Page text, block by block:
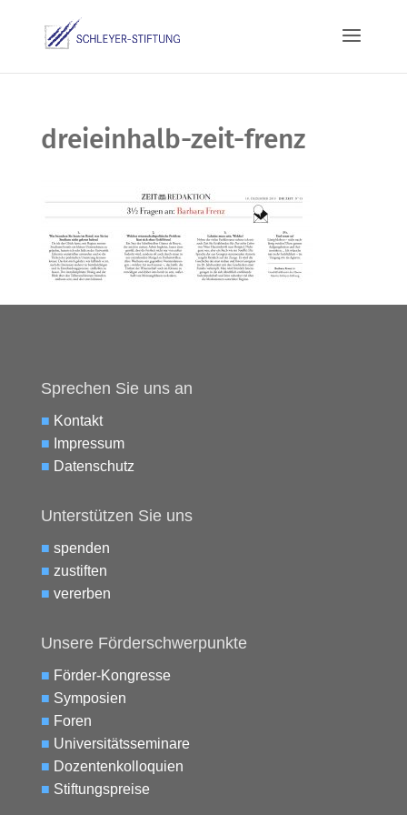
dreieinhalb-zeit-frenz
Sprechen Sie uns an
■ Kontakt
■ Impressum
■ Datenschutz
Unterstützen Sie uns
■ spenden
■ zustiften
■ vererben
Unsere Förderschwerpunkte
■ Förder-Kongresse
■ Symposien
■ Foren
■ Universitätsseminare
■ Dozentenkolloquien
■ Stiftungspreise